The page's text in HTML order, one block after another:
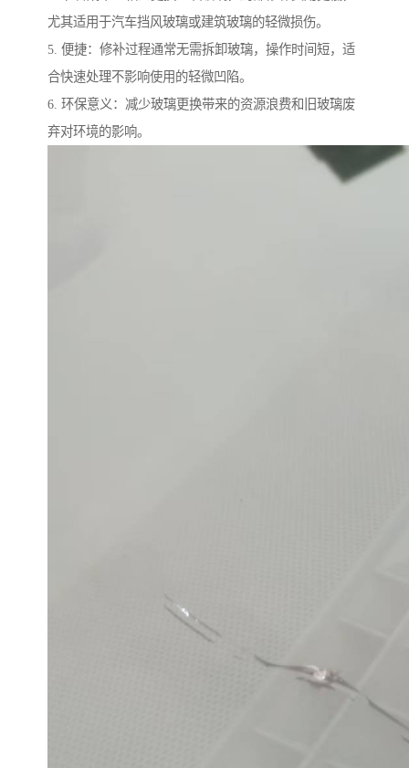
尤其适用于汽车挡风玻璃或建筑玻璃的轻微损伤。
5. 便捷：修补过程通常无需拆卸玻璃，操作时间短，适
合快速处理不影响使用的轻微凹陷。
6. 环保意义：减少玻璃更换带来的资源浪费和旧玻璃废
弃对环境的影响。